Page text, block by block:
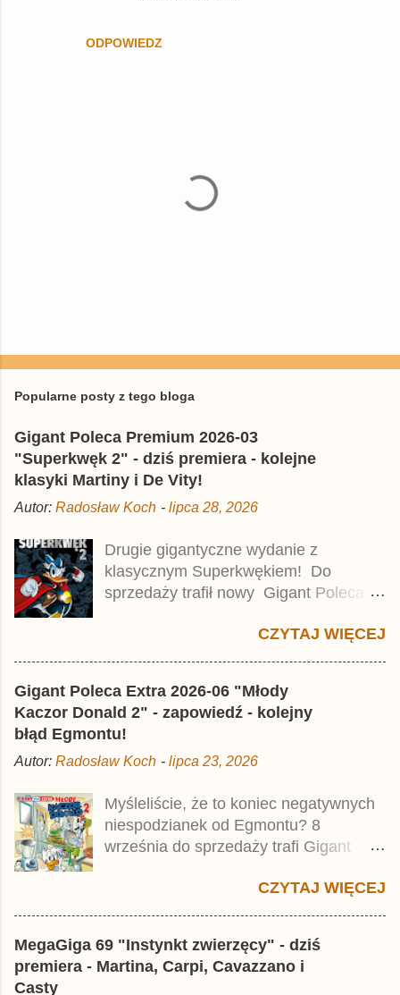
ODPOWIEDZ
e
i
j
o
m
e
t
a
r
z
Popularne posty z tego bloga
Gigant Poleca Premium 2026-03
"Superkwęk 2" - dziś premiera - kolejne
klasyki Martiny i De Vity!
Autor: Radosław Koch - lipca 28, 2026
Drugie gigantyczne wydanie z
klasycznym Superkwękiem! Do
sprzedaży trafił nowy Gigant Poleca
Jest to kolejny 624-stronicowy tom z
najstarszymi historiami o kaczym
wynosi 49,99 zł i zamówicie go także z
rabatem na Egmont.pl . Za przekład
odpowiadał Jacek Drewnowski.
Publikacja jest przedrukiem drugiego
Taschenbuch Phantomias Collection ,
który trafił do sprzedaży pod koniec
2025 roku.
CZYTAJ WIĘCEJ
Gigant Poleca Extra 2026-06 "Młody
Kaczor Donald 2" - zapowiedź - kolejny
błąd Egmontu!
Autor: Radosław Koch - lipca 23, 2026
Myśleliście, że to koniec negatywnych
niespodzianek od Egmontu? 8
września do sprzedaży trafi Gigant
Jednak wbrew temu, na co wskazuje
nazwa tomu, nie będzie to przedruk
młodego Kaczora Donalda i jego
przyjaciół, lecz prawdopodobnie znajdą
CZYTAJ WIĘCEJ
MegaGiga 69 "Instynkt zwierzęcy" - dziś
premiera - Martina, Carpi, Cavazzano i
Casty